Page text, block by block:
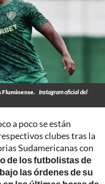
Fluminense. Instagram oficial del
a poco se están
clubes tras la
Sudamericanas con
de los futbolistas de
las órdenes de su